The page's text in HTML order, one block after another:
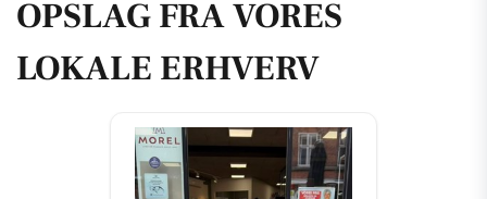
OPSLAG FRA VORES
LOKALE ERHVERV